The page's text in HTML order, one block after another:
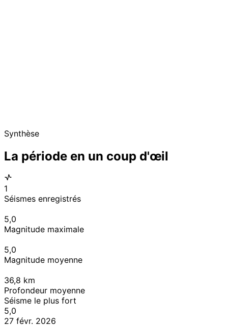
Synthèse
La période en un coup d'œil
1
Séismes enregistrés
5,0
Magnitude maximale
5,0
Magnitude moyenne
36,8 km
Profondeur moyenne
Séisme le plus fort
5,0
27 févr. 2026